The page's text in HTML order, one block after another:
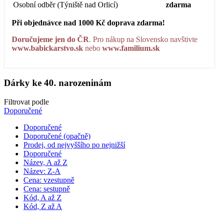
Osobní odběr (Týniště nad Orlicí)
zdarma
Při objednávce nad 1000 Kč doprava zdarma!
Doručujeme jen do ČR. Pro nákup na Slovensko navštivte
www.babickarstvo.sk nebo www.familium.sk
Dárky ke 40. narozeninám
Filtrovat podle
Doporučené
Doporučené
Doporučené (opačně)
Prodej, od nejvyššího po nejnižší
Doporučené
Název, A až Z
Název: Z-A
Cena: vzestupně
Cena: sestupně
Kód, A až Z
Kód, Z až A